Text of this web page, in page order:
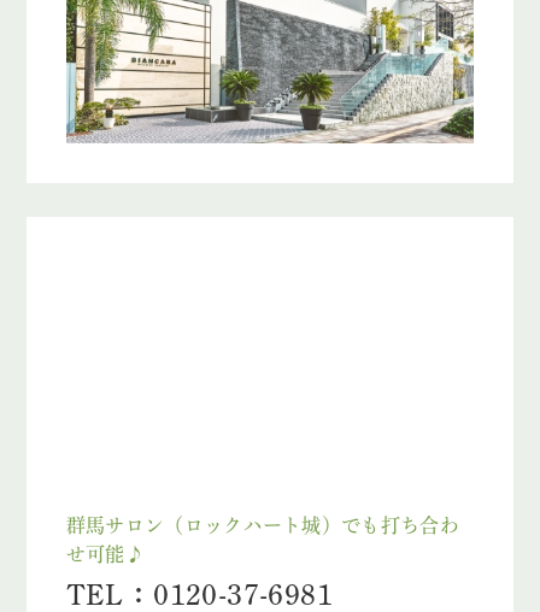
群馬サロン（ロックハート城）でも打ち合わ
せ可能♪
TEL：0120-37-6981